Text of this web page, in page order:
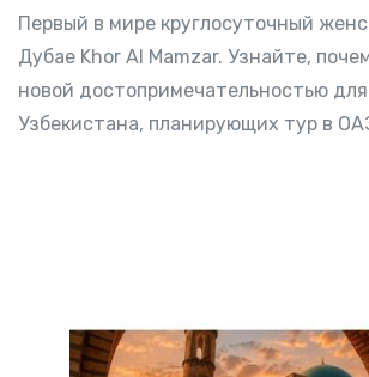
Первый в мире круглосуточный
Дубае Khor Al Mamzar. Узнайте,
новой достопримечательностью
Узбекистана, планирующих тур в